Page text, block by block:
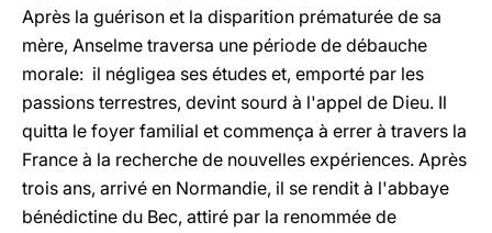
Après la guérison et la disparition prématurée de sa
mère, Anselme traversa une période de débauche
morale: il négligea ses études et, emporté par les
passions terrestres, devint sourd à l'appel de Dieu. Il
quitta le foyer familial et commença à errer à travers la
France à la recherche de nouvelles expériences. Après
trois ans, arrivé en Normandie, il se rendit à l'abbaye
bénédictine du Bec, attiré par la renommée de